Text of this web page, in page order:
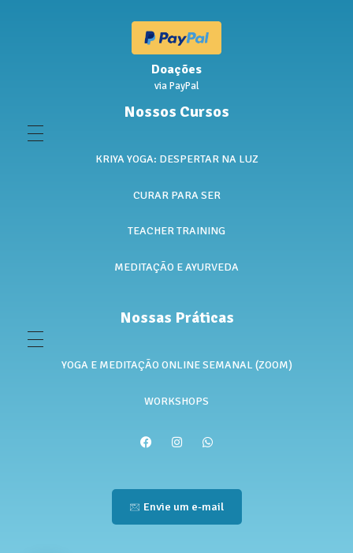
Doações
via PayPal
Nossos Cursos
KRIYA YOGA: DESPERTAR NA LUZ
CURAR PARA SER
TEACHER TRAINING
MEDITAÇÃO E AYURVEDA
Nossas Práticas
YOGA E MEDITAÇÃO ONLINE SEMANAL (ZOOM)
WORKSHOPS
Envie um e-mail